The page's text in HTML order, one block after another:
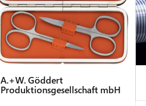
A.+W. Göddert
Produktionsgesellschaft mbH